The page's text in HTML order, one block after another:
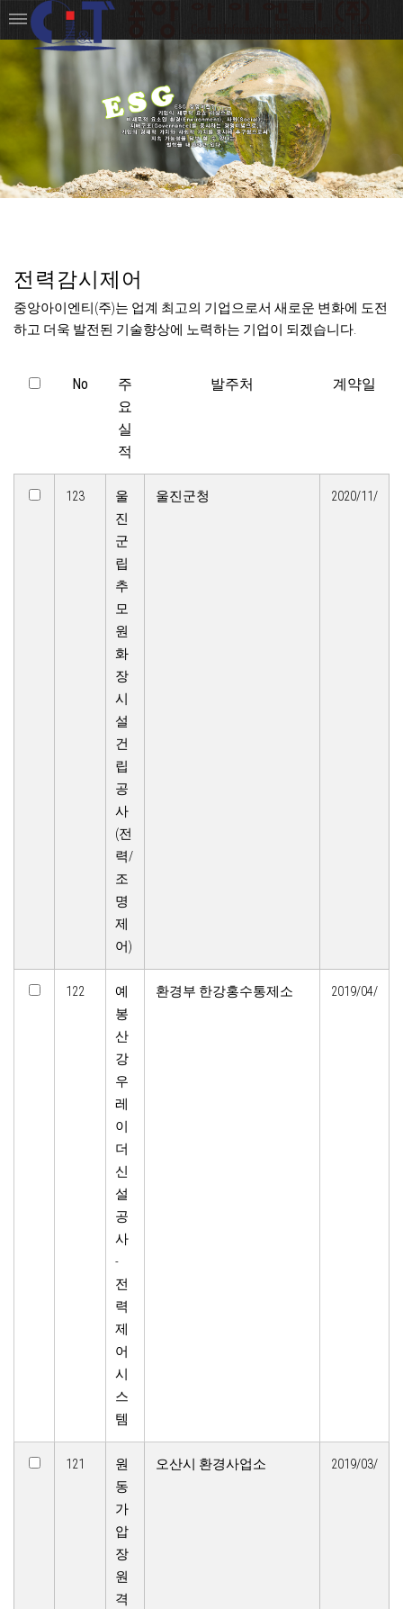
전력감시제어
중앙아이엔티(주)는 업계 최고의 기업으로서 새로운 변화에 도전
하고 더욱 발전된 기술향상에 노력하는 기업이 되겠습니다.
No
주
요
실
적
발주처 계약일
123
울
진
군
립
추
모
원
화
장
시
설
건
립
공
사
(전
력/
조
명
제
어)
울진군청 2020/11/
122
예
봉
산
강
우
레
이
더
신
설
공
사
-
전
력
제
어
시
스
템
환경부 한강홍수통제소 2019/04/
121
원
동
가
압
장
원
격
오산시 환경사업소 2019/03/